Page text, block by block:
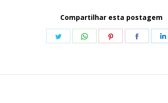
Compartilhar esta postagem
Share Share
Share
Share